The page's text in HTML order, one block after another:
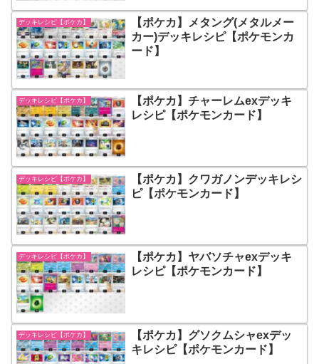
デッキレシピ【ポケカ】
【ポケカ】メタング(メタルメー
カー)デッキレシピ【ポケモンカ
ード】
デッキレシピ【ポケカ】
【ポケカ】チャーレムexデッキ
レシピ【ポケモンカード】
デッキレシピ【ポケカ】
【ポケカ】クワガノンデッキレシ
ピ【ポケモンカード】
デッキレシピ【ポケカ】
【ポケカ】ヤバソチャexデッキ
レシピ【ポケモンカード】
デッキレシピ【ポケカ】
【ポケカ】グソクムシャexデッ
キレシピ【ポケモンカード】